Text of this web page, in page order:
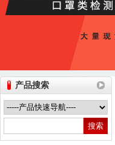
山东德瑞克仪器股份有限公司
产品搜索